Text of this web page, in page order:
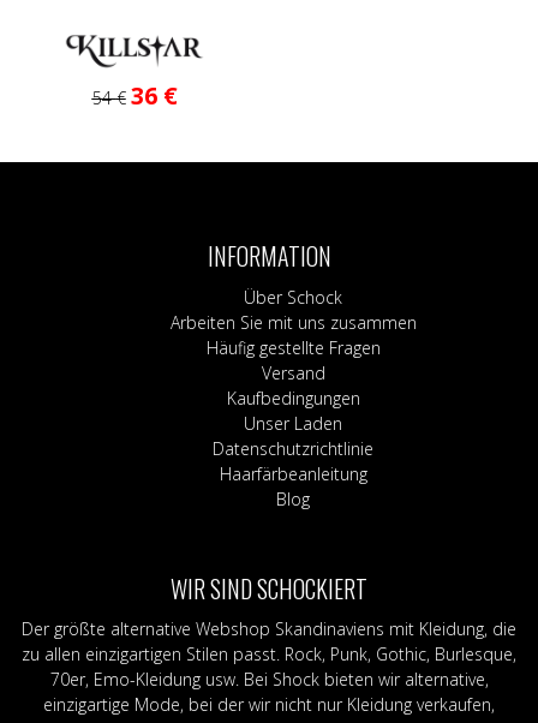
54€ Ursprünglicher
54 €
36 €Aktueller
36 €.
Dieses
mehrere
Optionen
auf
Produktseite
gewählt
INFORMATION
Über Schock
Arbeiten Sie mit uns zusammen
Häufig gestellte Fragen
Versand
Kaufbedingungen
Unser Laden
Datenschutzrichtlinie
Haarfärbeanleitung
Blog
WIR SIND SCHOCKIERT
Der größte alternative Webshop Skandinaviens mit Kleidung, die
zu allen einzigartigen Stilen passt. Rock, Punk, Gothic, Burlesque,
70er, Emo-Kleidung usw. Bei Shock bieten wir alternative,
einzigartige Mode, bei der wir nicht nur Kleidung verkaufen,